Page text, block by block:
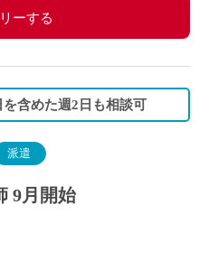
ーする
含めた週2日も相談可
派遣
9月開始